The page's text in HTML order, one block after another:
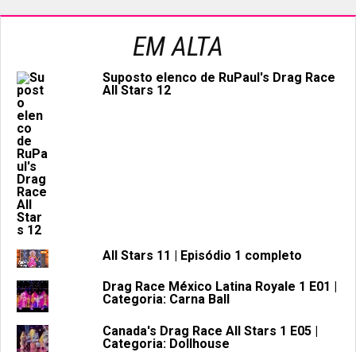
EM ALTA
Suposto elenco de RuPaul's Drag Race
All Stars 12
All Stars 11 | Episódio 1 completo
Drag Race México Latina Royale 1 E01 |
Categoria: Carna Ball
Canada's Drag Race All Stars 1 E05 |
Categoria: Dollhouse